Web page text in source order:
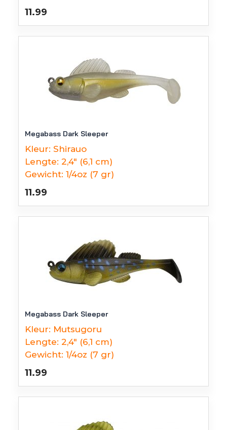
11.99
Megabass Dark Sleeper
Kleur: Shirauo
Lengte: 2,4" (6,1 cm)
Gewicht: 1/4oz (7 gr)
11.99
Megabass Dark Sleeper
Kleur: Mutsugoru
Lengte: 2,4" (6,1 cm)
Gewicht: 1/4oz (7 gr)
11.99